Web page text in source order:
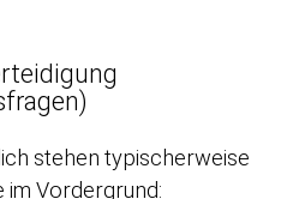
stehen typischerweise
Vordergrund: